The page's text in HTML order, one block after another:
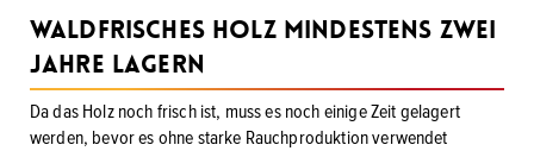
Waldfrisches Holz mindestens zwei
Jahre lagern
Da das Holz noch frisch ist, muss es noch einige Zeit gelagert
werden, bevor es ohne starke Rauchproduktion verwendet